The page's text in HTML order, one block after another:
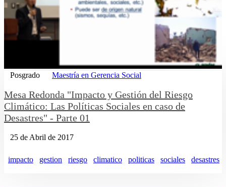
Posgrado Maestría en Gerencia Social
Mesa Redonda "Impacto y Gestión del Riesgo
Climático: Las Políticas Sociales en caso de
Desastres" - Parte 01
25 de Abril de 2017
impacto gestion riesgo climatico politicas sociales desastres